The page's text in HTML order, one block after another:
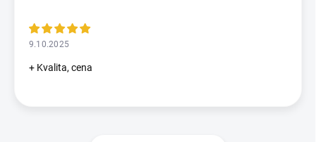
9.10.2025
+ Kvalita, cena